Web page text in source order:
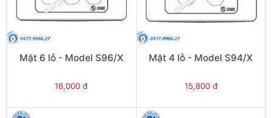
Mặt 6 lỗ - Model S96/X
16,000 đ
Mặt 4 lỗ - Model S94/X
15,800 đ